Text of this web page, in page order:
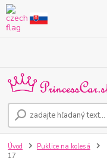
Úvod Puklice na kolesá
17